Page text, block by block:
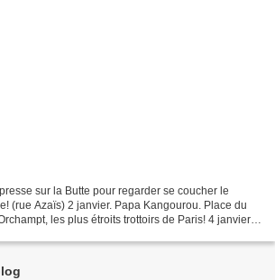
sur la Butte pour regarder se coucher le
(rue Azaïs) 2 janvier. Papa Kangourou. Place du
les plus étroits trottoirs de Paris! 4 janvier.